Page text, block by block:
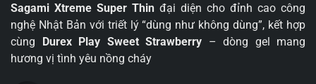
Sagami Xtreme Super Thin đại diện cho đỉnh cao công
nghệ Nhật Bản với triết lý “dùng như không dùng”, kết hợp
cùng Durex Play Sweet Strawberry – dòng gel mang
hương vị tình yêu nồng cháy